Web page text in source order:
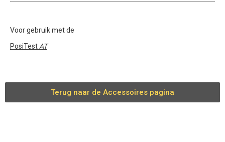
Voor gebruik met de
PosiTest AT
Terug naar de Accessoires pagina